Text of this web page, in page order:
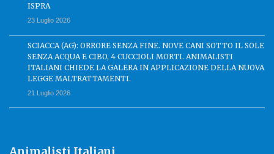
ISPRA
23 Luglio 2026
SCIACCA (AG): ORRORE SENZA FINE. NOVE CANI SOTTO IL SOLE
SENZA ACQUA E CIBO, 4 CUCCIOLI MORTI. ANIMALISTI
ITALIANI CHIEDE LA GALERA IN APPLICAZIONE DELLA NUOVA
LEGGE MALTRATTAMENTI.
21 Luglio 2026